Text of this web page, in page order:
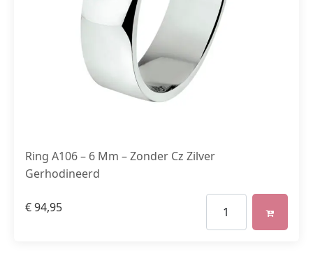
Ring A106 – 6 Mm – Zonder Cz Zilver
Gerhodineerd
€94,95